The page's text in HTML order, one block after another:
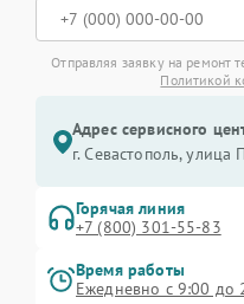
Отправляя заявку на ремонт
Политикой
Адрес сервисного
г. Севастополь, улица
Горячая линия
+7 (800) 301-55-83
Время работы
Ежедневно с 9:00 до